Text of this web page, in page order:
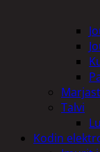
Talvi
Kodin